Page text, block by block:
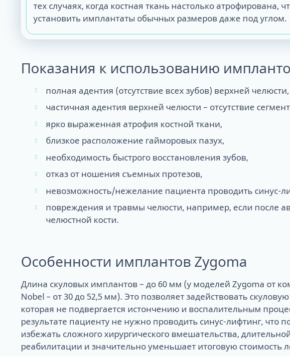
тех случаях, когда костная ткань настолько
установить имплантаты обычных размеров даже под углом.
Показания к использованию
полная адентия (отсутствие всех зубов) верхней челюсти,
частичная адентия верхней челюсти – отсутствие
ярко выраженная атрофия костной ткани,
близкое расположение гайморовых пазух,
необходимость быстрого восстановления зубов,
отказ от ношения съемных протезов,
невозможность/нежелание пациента проводить синус-
повреждения и травмы челюсти, например, если после
челюстной кости.
Особенности имплантов Zygoma
Длина скуловых имплантов – до 60 мм (у моделей Zygoma от
Nobel – от 30 до 52,5 мм). Это позволяет задействовать скуловую
которая не подвергается истончению и воспалительным
результате пациенту не нужно проводить синус-лифтинг, что
избежать сложного хирургического вмешательства,
реабилитации и значительно уменьшает итоговую стоимость